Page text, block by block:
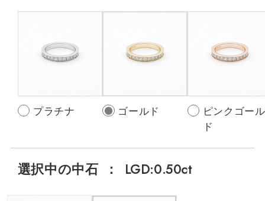
プラチナ ゴールド
ピンクゴール
ド
選択中の中石 ： LGD:0.50ct